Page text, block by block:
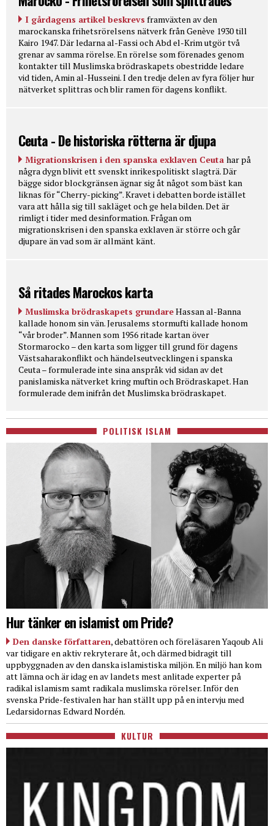
I gårdagens artikel beskrevs framväxten av den
marockanska frihetsrörelsens nätverk från Genève 1930 till
Kairo 1947. Där ledarna al-Fassi och Abd el-Krim utgör två
grenar av samma rörelse. En rörelse som förenades genom
kontakter till Muslimska brödraskapets obestridde ledare
vid tiden, Amin al-Husseini. I den tredje delen av fyra följer hur
nätverket splittras och blir ramen för dagens konflikt.
Ceuta - De historiska rötterna är djupa
Migrationskrisen i den spanska exklaven Ceuta har på
några dygn blivit ett svenskt inrikespolitiskt slagträ. Där
bägge sidor blockgränsen ägnar sig åt något som bäst kan
liknas för “Cherry-picking”. Kravet i debatten borde istället
vara att hålla sig till sakläget och ge hela bilden. Det är
rimligt i tider med desinformation. Frågan om
migrationskrisen i den spanska exklaven är större och går
djupare än vad som är allmänt känt.
Så ritades Marockos karta
Muslimska brödraskapets grundareHassan al-Banna
kallade honom sin vän. Jerusalems stormufti kallade honom
“vår broder”. Mannen som 1956 ritade kartan över
Stormarocko – den karta som ligger till grund för dagens
Västsaharakonflikt och händelseutvecklingen i spanska
Ceuta – formulerade inte sina anspråk vid sidan av det
panislamiska nätverket kring muftin och Brödraskapet. Han
formulerade dem inifrån det Muslimska brödraskapet.
POLITISK ISLAM
Hur tänker en islamist om Pride?
Den danske författaren, debattören och föreläsaren Yaqoub Ali
var tidigare en aktiv rekryterare åt, och därmed bidragit till
uppbyggnaden av den danska islamistiska miljön. En miljö han kom
att lämna och är idag en av landets mest anlitade experter på
radikal islamism samt radikala muslimska rörelser. Inför den
svenska Pride-festivalen har han ställt upp på en intervju med
Ledarsidornas Edward Nordén.
KULTUR